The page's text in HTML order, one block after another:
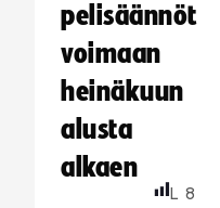
pelisäännöt
voimaan
heinäkuun
alusta
alkaen
L 8